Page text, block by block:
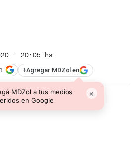
· 20:05 hs
+Agregar MDZol en
MDZol a tus medios
en Google
×